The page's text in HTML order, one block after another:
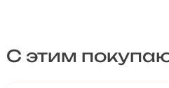
С этим